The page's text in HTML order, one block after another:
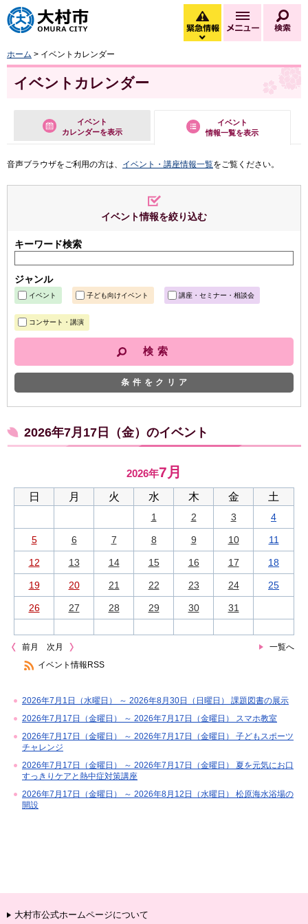
大村市
緊急情報
緊急情報を開く
メニュー
ホーム > イベントカレンダー
イベントカレンダー
イベント
カレンダーを表示
イベント
情報一覧を表示
音声ブラウザをご利用の方は、 イベント・講座情報一覧をご覧ください。
イベント情報を絞り込む
キーワード検索
ジャンル
イベント 子ども向けイベント 講座・セミナー・相談会
コンサート・講演
条件をクリア
2026年7月17日（金）のイベント
2026年7月
日 月 火 水 木 金 土
1 2 3 4
5 6 7 8 9 10 11
12 13 14 15 16 17 18
19 20 21 22 23 24 25
26 27 28 29 30 31
前月 一覧へ
次月
イベント情報RSS
2026年7月1日（水曜日） ～ 2026年8月30日（日曜日） 課題図書の展示
2026年7月17日（金曜日） ～ 2026年7月17日（金曜日） スマホ教室
2026年7月17日（金曜日） ～ 2026年7月17日（金曜日） 子どもスポーツ
チャレンジ
2026年7月17日（金曜日） ～ 2026年7月17日（金曜日） 夏を元気にお口
すっきりケアと熱中症対策講座
2026年7月17日（金曜日） ～ 2026年8月12日（水曜日） 松原海水浴場の
開設
大村市公式ホームページについて